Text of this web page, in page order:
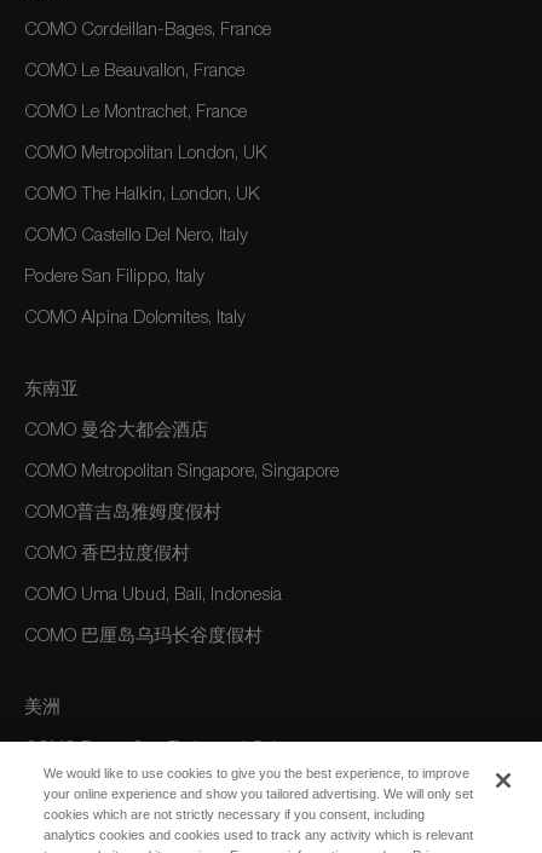
COMO Cordeillan-Bages, France
COMO Le Beauvallon, France
COMO Le Montrachet, France
COMO Metropolitan London, UK
COMO The Halkin, London, UK
COMO Castello Del Nero, Italy
Podere San Filippo, Italy
COMO Alpina Dolomites, Italy
东南亚
COMO 曼谷大都会酒店
COMO Metropolitan Singapore, Singapore
COMO普吉岛雅姆度假村
COMO 香巴拉度假村
COMO Uma Ubud, Bali, Indonesia
COMO 巴厘岛乌玛长谷度假村
美洲
澳大利亚/大洋洲
We would like to use cookies to give you the best experience, to improve
your online experience and show you tailored advertising. We will only set
cookies which are not strictly necessary if you consent, including
analytics cookies and cookies used to track any activity which is relevant